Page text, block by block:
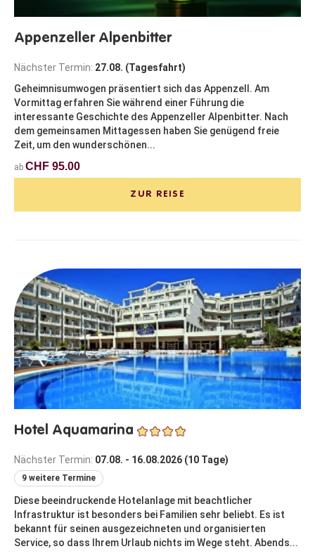
Appenzeller Alpenbitter
Nächster Termin: 27.08. (Tagesfahrt)
Geheimnisumwogen präsentiert sich das Appenzell. Am
Vormittag erfahren Sie während einer Führung die
interessante Geschichte des Appenzeller Alpenbitter. Nach
dem gemeinsamen Mittagessen haben Sie genügend freie
Zeit, um den wunderschönen...
ab CHF 95.00
ZUR REISE
Hotel Aquamarina
Nächster Termin: 07.08. - 16.08.2026 (10 Tage)
9 weitere Termine
Diese beeindruckende Hotelanlage mit beachtlicher
Infrastruktur ist besonders bei Familien sehr beliebt. Es ist
bekannt für seinen ausgezeichneten und organisierten
Service, so dass Ihrem Urlaub nichts im Wege steht. Abends...